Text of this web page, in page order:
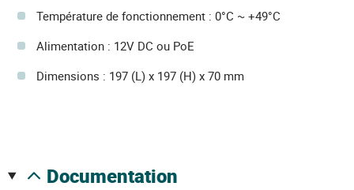
Température de fonctionnement : 0°C ~ +49°C
Alimentation : 12V DC ou PoE
Dimensions : 197 (L) x 197 (H) x 70 mm
documentation